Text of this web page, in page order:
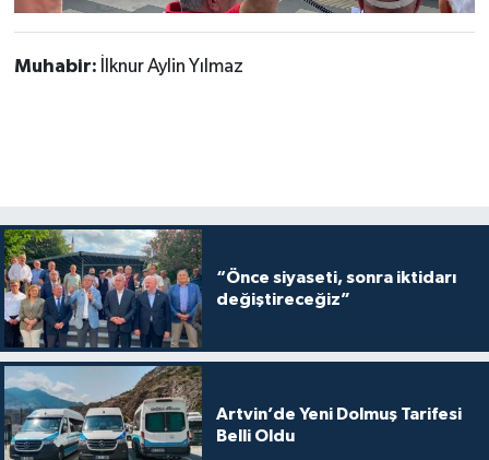
Muhabir: İlknur Aylin Yılmaz
“Önce siyaseti, sonra iktidarı
değiştireceğiz”
Artvin’de Yeni Dolmuş Tarifesi
Belli Oldu